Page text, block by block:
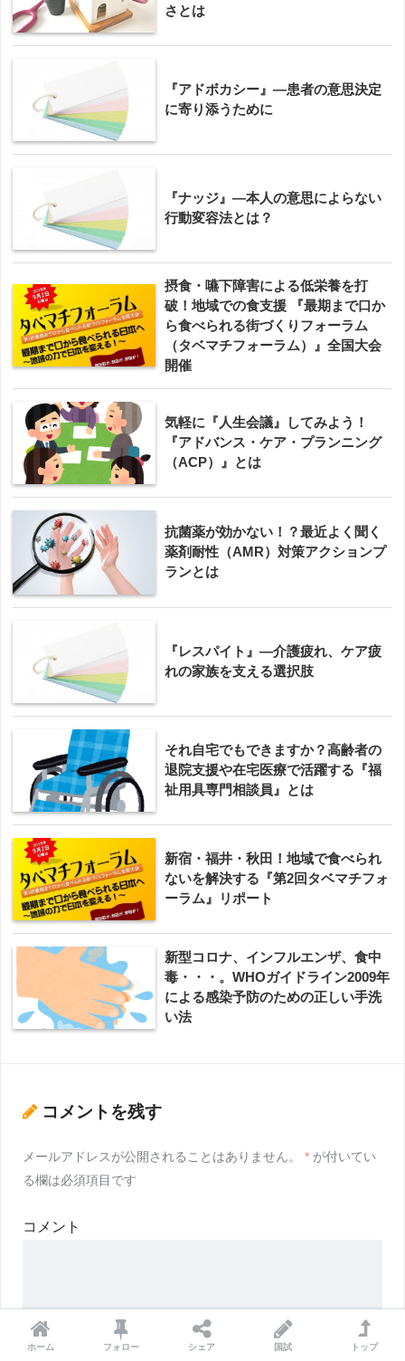
さとは
『アドボカシー』―患者の意思決定
に寄り添うために
『ナッジ』―本人の意思によらない
行動変容法とは？
摂食・嚥下障害による低栄養を打
破！地域での食支援 『最期まで口か
ら食べられる街づくりフォーラム
（タベマチフォーラム）』全国大会
開催
気軽に『人生会議』してみよう！
『アドバンス・ケア・プランニング
（ACP）』とは
抗菌薬が効かない！？最近よく聞く
薬剤耐性（AMR）対策アクションプ
ランとは
『レスパイト』―介護疲れ、ケア疲
れの家族を支える選択肢
それ自宅でもできますか？高齢者の
退院支援や在宅医療で活躍する『福
祉用具専門相談員』とは
新宿・福井・秋田！地域で食べられ
ないを解決する『第2回タベマチフォ
ーラム』リポート
新型コロナ、インフルエンザ、食中
毒・・・。WHOガイドライン2009年
による感染予防のための正しい手洗
い法
コメントを残す
メールアドレスが公開されることはありません。 * が付いてい
る欄は必須項目です
コメント
ホーム フォロー シェア 国試 トップ